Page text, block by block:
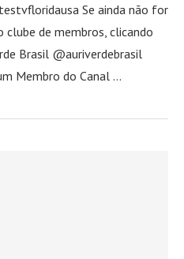
Se ainda não for
clube de membros, clicando
Brasil @auriverdebrasil
Membro do Canal …